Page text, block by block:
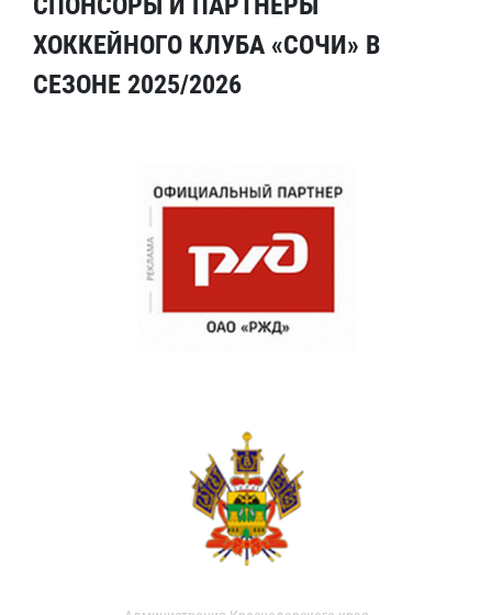
ХОККЕЙНОГО КЛУБА «СОЧИ» В
СЕЗОНЕ 2025/2026